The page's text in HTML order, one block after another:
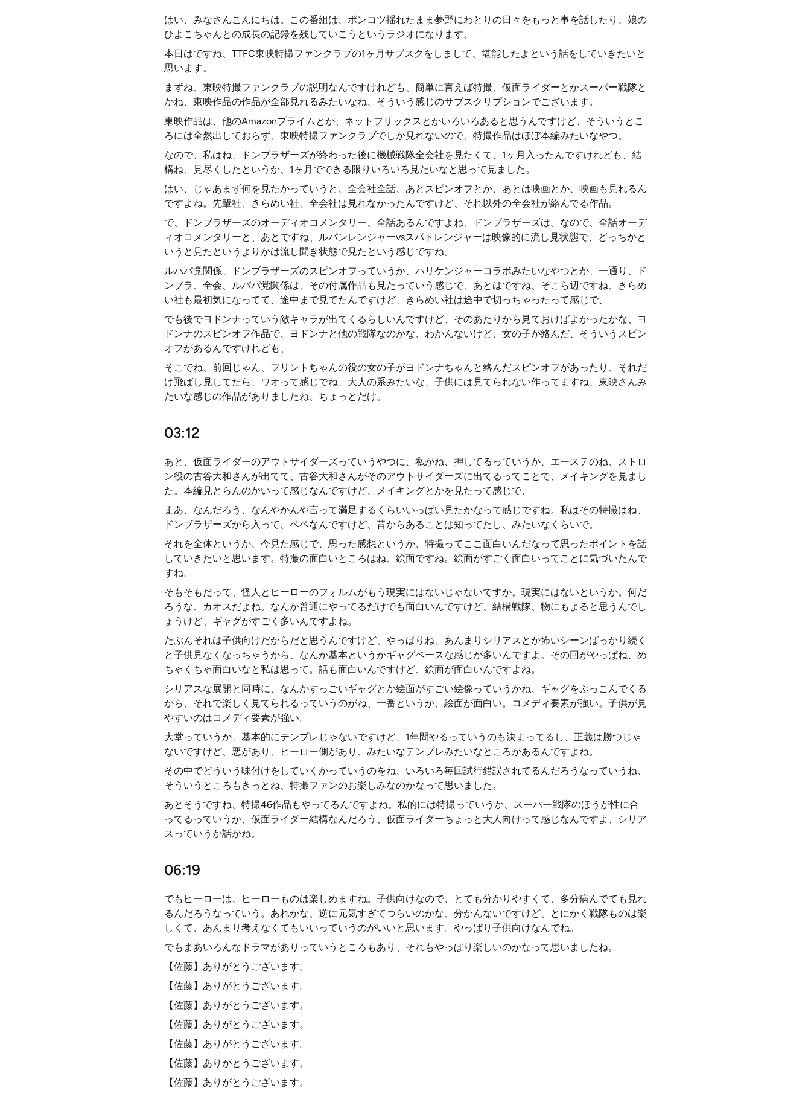
はい、みなさんこんにちは。この番組は、ポンコツ揺れたまま夢野にわとりの日々をもっと事を話したり、娘の
ひよこちゃんとの成長の記録を残していこうというラジオになります。
本日はですね、TTFC東映特撮ファンクラブの1ヶ月サブスクをしまして、堪能したよという話をしていきたいと
思います。
まずね、東映特撮ファンクラブの説明なんですけれども、簡単に言えば特撮、仮面ライダーとかスーパー戦隊と
かね、東映作品の作品が全部見れるみたいなね、そういう感じのサブスクリプションでございます。
東映作品は、他のAmazonプライムとか、ネットフリックスとかいろいろあると思うんですけど、そういうとこ
ろには全然出しておらず、東映特撮ファンクラブでしか見れないので、特撮作品はほぼ本編みたいなやつ。
なので、私はね、ドンブラザーズが終わった後に機械戦隊全会社を見たくて、1ヶ月入ったんですけれども、結
構ね、見尽くしたというか、1ヶ月でできる限りいろいろ見たいなと思って見ました。
はい、じゃあまず何を見たかっていうと、全会社全話、あとスピンオフとか、あとは映画とか、映画も見れるん
ですよね。先輩社、きらめい社、全会社は見れなかったんですけど、それ以外の全会社が絡んでる作品。
で、ドンブラザーズのオーディオコメンタリー、全話あるんですよね、ドンブラザーズは。なので、全話オーデ
ィオコメンタリーと、あとですね、ルパンレンジャーvsスパトレンジャーは映像的に流し見状態で、どっちかと
いうと見たというよりかは流し聞き状態で見たという感じですね。
ルパパ党関係、ドンブラザーズのスピンオフっていうか、ハリケンジャーコラボみたいなやつとか、一通り、ド
ンブラ、全会、ルパパ党関係は、その付属作品も見たっていう感じで、あとはですね、そこら辺ですね、きらめ
い社も最初気になってて、途中まで見てたんですけど、きらめい社は途中で切っちゃったって感じで、
でも後でヨドンナっていう敵キャラが出てくるらしいんですけど、そのあたりから見ておけばよかったかな、ヨ
ドンナのスピンオフ作品で、ヨドンナと他の戦隊なのかな、わかんないけど、女の子が絡んだ、そういうスピン
オフがあるんですけれども、
そこでね、前回じゃん、フリントちゃんの役の女の子がヨドンナちゃんと絡んだスピンオフがあったり、それだ
け飛ばし見してたら、ワオって感じでね、大人の系みたいな、子供には見てられない作ってますね、東映さんみ
たいな感じの作品がありましたね、ちょっとだけ。
03:12
あと、仮面ライダーのアウトサイダーズっていうやつに、私がね、押してるっていうか、エーステのね、ストロ
ン役の古谷大和さんが出てて、古谷大和さんがそのアウトサイダーズに出てるってことで、メイキングを見まし
た。本編見とらんのかいって感じなんですけど、メイキングとかを見たって感じで、
まあ、なんだろう、なんやかんや言って満足するくらいいっぱい見たかなって感じですね。私はその特撮はね、
ドンブラザーズから入って、ペペなんですけど、昔からあることは知ってたし、みたいなくらいで。
それを全体というか、今見た感じで、思った感想というか、特撮ってここ面白いんだなって思ったポイントを話
していきたいと思います。特撮の面白いところはね、絵面ですね。絵面がすごく面白いってことに気づいたんで
すね。
そもそもだって、怪人とヒーローのフォルムがもう現実にはないじゃないですか。現実にはないというか。何だ
ろうな、カオスだよね。なんか普通にやってるだけでも面白いんですけど、結構戦隊、物にもよると思うんでし
ょうけど、ギャグがすごく多いんですよね。
たぶんそれは子供向けだからだと思うんですけど、やっぱりね、あんまりシリアスとか怖いシーンばっかり続く
と子供見なくなっちゃうから、なんか基本というかギャグベースな感じが多いんですよ。その回がやっぱね、め
ちゃくちゃ面白いなと私は思って。話も面白いんですけど、絵面が面白いんですよね。
シリアスな展開と同時に、なんかすっごいギャグとか絵面がすごい絵像っていうかね、ギャグをぶっこんでくる
から、それで楽しく見てられるっていうのがね、一番というか、絵面が面白い。コメディ要素が強い。子供が見
やすいのはコメディ要素が強い。
大堂っていうか、基本的にテンプレじゃないですけど、1年間やるっていうのも決まってるし、正義は勝つじゃ
ないですけど、悪があり、ヒーロー側があり、みたいなテンプレみたいなところがあるんですよね。
その中でどういう味付けをしていくかっていうのをね、いろいろ毎回試行錯誤されてるんだろうなっていうね、
そういうところもきっとね、特撮ファンのお楽しみなのかなって思いました。
あとそうですね、特撮46作品もやってるんですよね。私的には特撮っていうか、スーパー戦隊のほうが性に合
ってるっていうか、仮面ライダー結構なんだろう、仮面ライダーちょっと大人向けって感じなんですよ、シリア
スっていうか話がね。
06:19
でもヒーローは、ヒーローものは楽しめますね。子供向けなので、とても分かりやすくて、多分病んでても見れ
るんだろうなっていう。あれかな、逆に元気すぎてつらいのかな、分かんないですけど、とにかく戦隊ものは楽
しくて、あんまり考えなくてもいいっていうのがいいと思います。やっぱり子供向けなんでね。
でもまあいろんなドラマがありっていうところもあり、それもやっぱり楽しいのかなって思いましたね。
【佐藤】ありがとうございます。
【佐藤】ありがとうございます。
【佐藤】ありがとうございます。
【佐藤】ありがとうございます。
【佐藤】ありがとうございます。
【佐藤】ありがとうございます。
【佐藤】ありがとうございます。